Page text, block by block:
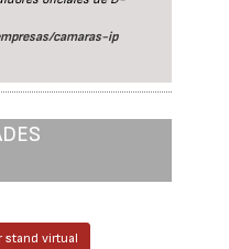
camaras-ip
stand virtual